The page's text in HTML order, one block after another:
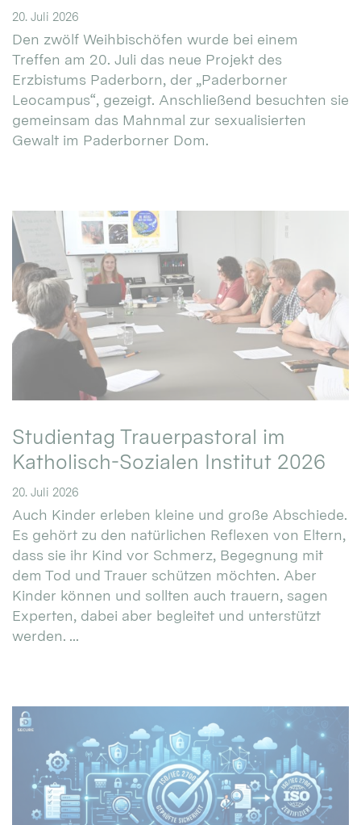
20. Juli 2026
Den zwölf Weihbischöfen wurde bei einem
Treffen am 20. Juli das neue Projekt des
Erzbistums Paderborn, der „Paderborner
Leocampus“, gezeigt. Anschließend besuchten sie
gemeinsam das Mahnmal zur sexualisierten
Gewalt im Paderborner Dom.
Studientag Trauerpastoral im
Katholisch-Sozialen Institut 2026
20. Juli 2026
Auch Kinder erleben kleine und große Abschiede.
Es gehört zu den natürlichen Reflexen von Eltern,
dass sie ihr Kind vor Schmerz, Begegnung mit
dem Tod und Trauer schützen möchten. Aber
Kinder können und sollten auch trauern, sagen
Experten, dabei aber begleitet und unterstützt
werden. ...